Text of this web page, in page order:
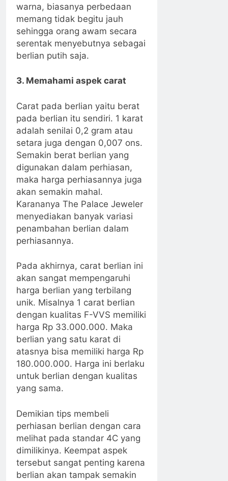
warna, biasanya perbedaan
memang tidak begitu jauh
sehingga orang awam secara
serentak menyebutnya sebagai
berlian putih saja.
3. Memahami aspek carat
Carat pada berlian yaitu berat
pada berlian itu sendiri. 1 karat
adalah senilai 0,2 gram atau
setara juga dengan 0,007 ons.
Semakin berat berlian yang
digunakan dalam perhiasan,
maka harga perhiasannya juga
akan semakin mahal.
Karananya The Palace Jeweler
menyediakan banyak variasi
penambahan berlian dalam
perhiasannya.
Pada akhirnya, carat berlian ini
akan sangat mempengaruhi
harga berlian yang terbilang
unik. Misalnya 1 carat berlian
dengan kualitas F-VVS memiliki
harga Rp 33.000.000. Maka
berlian yang satu karat di
atasnya bisa memiliki harga Rp
180.000.000. Harga ini berlaku
untuk berlian dengan kualitas
yang sama.
Demikian tips membeli
perhiasan berlian dengan cara
melihat pada standar 4C yang
dimilikinya. Keempat aspek
tersebut sangat penting karena
berlian akan tampak semakin